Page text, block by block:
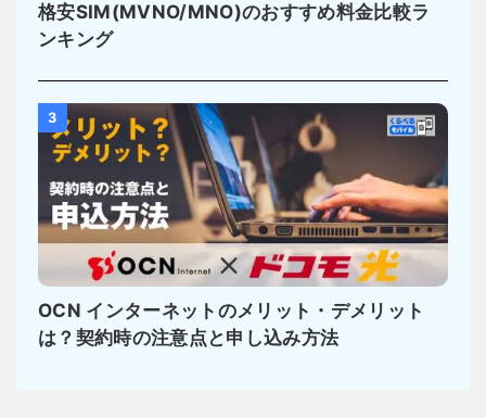
格安SIM(MVNO/MNO)のおすすめ料金比較ラ
ンキング
3
OCN インターネットのメリット・デメリット
は？契約時の注意点と申し込み方法